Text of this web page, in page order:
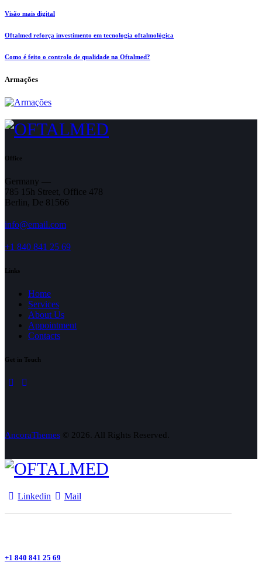
Visão mais digital
Oftalmed reforça investimento em tecnologia oftalmológica
Como é feito o controlo de qualidade na Oftalmed?
Armações
Office
Germany —
785 15h Street, Office 478
Berlin, De 81566
info@email.com
+1 840 841 25 69
Links
Home
Services
About Us
Appointment
Contacts
Get in Touch
linkedin
mail
AncoraThemes © 2026. All Rights Reserved.
Linkedin Mail
+1 840 841 25 69